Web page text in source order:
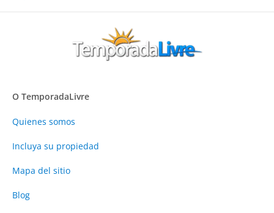
O TemporadaLivre
Quienes somos
Incluya su propiedad
Mapa del sitio
Blog